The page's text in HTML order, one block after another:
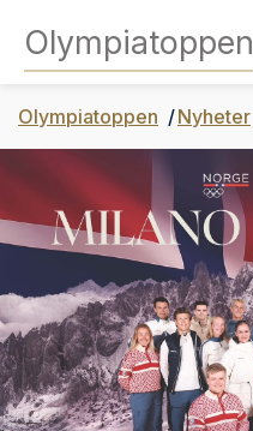
Olympiatoppen
Olympiatoppen Nyheter